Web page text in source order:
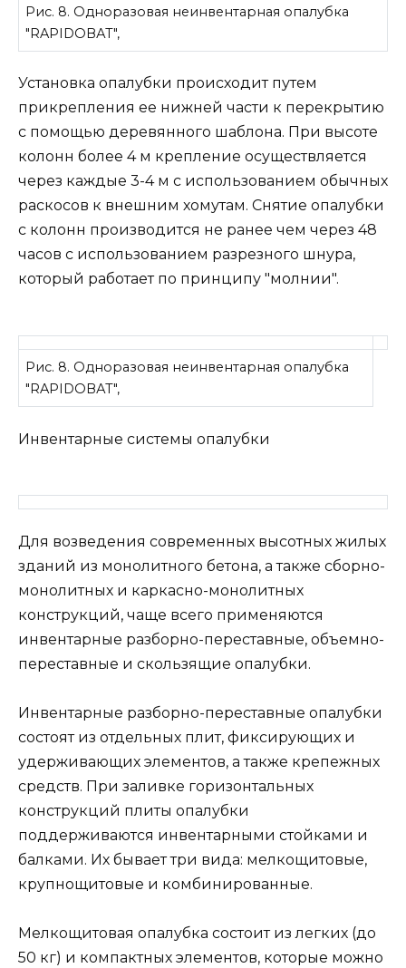
Рис. 8. Одноразовая неинвентарная опалубка
"RAPIDОВАТ",
Установка опалубки происходит путем
прикрепления ее нижней части к перекрытию
с помощью деревянного шаблона. При высоте
колонн более 4 м крепление осуществляется
через каждые 3-4 м с использованием обычных
раскосов к внешним хомутам. Снятие опалубки
с колонн производится не ранее чем через 48
часов с использованием разрезного шнура,
который работает по принципу "молнии".
Рис. 8. Одноразовая неинвентарная опалубка
"RAPIDОВАТ",
Инвентарные системы опалубки
Для возведения современных высотных жилых
зданий из монолитного бетона, а также сборно-
монолитных и каркасно-монолитных
конструкций, чаще всего применяются
инвентарные разборно-переставные, объемно-
переставные и скользящие опалубки.
Инвентарные разборно-переставные опалубки
состоят из отдельных плит, фиксирующих и
удерживающих элементов, а также крепежных
средств. При заливке горизонтальных
конструкций плиты опалубки
поддерживаются инвентарными стойками и
балками. Их бывает три вида: мелкощитовые,
крупнощитовые и комбинированные.
Мелкощитовая опалубка состоит из легких (до
50 кг) и компактных элементов, которые можно